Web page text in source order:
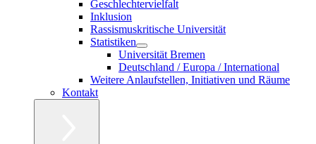
Geschlechtervielfalt
Inklusion
Rassismuskritische Universität
Statistiken
Universität Bremen
Deutschland / Europa / International
Weitere Anlaufstellen, Initiativen und Räume
Kontakt